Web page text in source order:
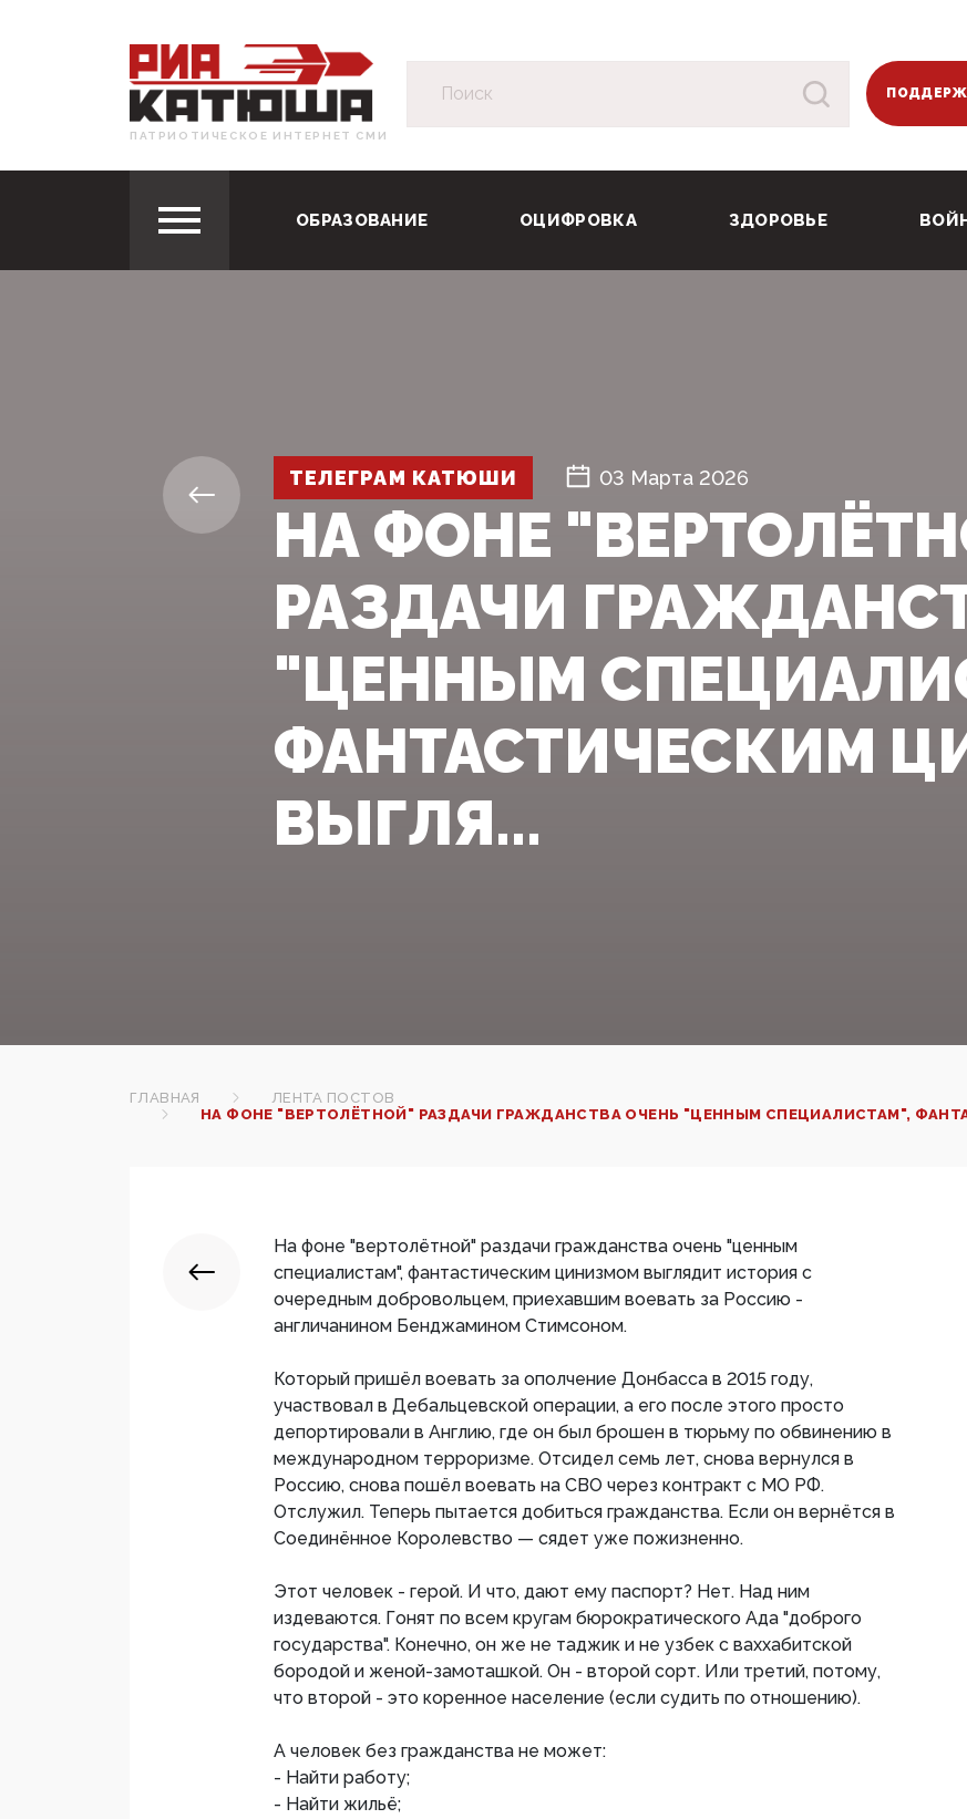
ПАТРИОТИЧЕСКОЕ ИНТЕРНЕТ СМИ
ОБРАЗОВАНИЕ ОЦИФРОВКА ЗДОРОВЬЕ
ТЕЛЕГРАМ КАТЮШИ 03 Марта 2026
НА ФОНЕ
РАЗДАЧИ
"ЦЕННЫМ
ФАНТАСТИЧЕСКИМ
ВЫГЛЯ...
ГЛАВНАЯ
ЛЕНТА ПОСТОВ
НА ФОНЕ "ВЕРТОЛЁТНОЙ" РАЗДАЧИ ГРАЖДАНСТВА ОЧЕНЬ "ЦЕННЫМ СПЕЦИАЛИСТАМ",
На фоне "вертолётной" раздачи гражданства очень "ценным
специалистам", фантастическим цинизмом выглядит история с
очередным добровольцем, приехавшим воевать за Россию -
англичанином Бенджамином Стимсоном.
Который пришёл воевать за ополчение Донбасса в 2015 году,
участвовал в Дебальцевской операции, а его после этого просто
депортировали в Англию, где он был брошен в тюрьму по обвинению в
международном терроризме. Отсидел семь лет, снова вернулся в
Россию, снова пошёл воевать на СВО через контракт с МО РФ.
Отслужил. Теперь пытается добиться гражданства. Если он вернётся в
Соединённое Королевство — сядет уже пожизненно.
Этот человек - герой. И что, дают ему паспорт? Нет. Над ним
издеваются. Гонят по всем кругам бюрократического Ада "доброго
государства". Конечно, он же не таджик и не узбек с ваххабитской
бородой и женой-замоташкой. Он - второй сорт. Или третий, потому,
что второй - это коренное население (если судить по отношению).
А человек без гражданства не может:
- Найти работу;
- Найти жильё;